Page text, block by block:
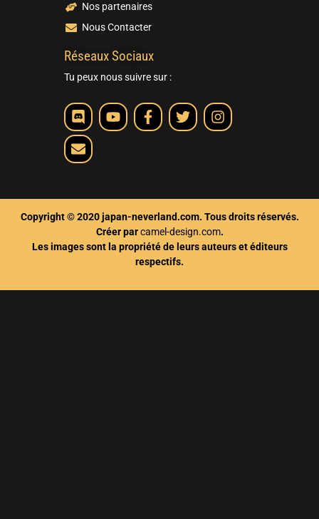
Nos partenaires
Nous Contacter
Réseaux Sociaux
Tu peux nous suivre sur :
Copyright © 2020 japan-neverland.com. Tous droits réservés.
Créer parcamel-design.com.
Les images sont la propriété de leurs auteurs et éditeurs
respectifs.